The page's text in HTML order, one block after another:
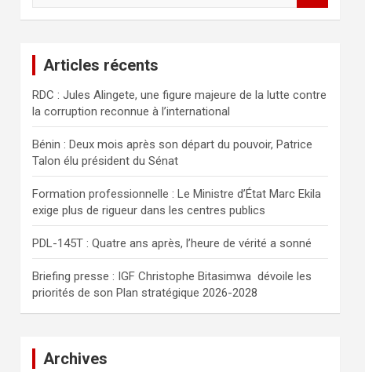
c
h
e
r
Articles récents
RDC : Jules Alingete, une figure majeure de la lutte contre
la corruption reconnue à l’international
Bénin : Deux mois après son départ du pouvoir, Patrice
Talon élu président du Sénat
Formation professionnelle : Le Ministre d’État Marc Ekila
exige plus de rigueur dans les centres publics
PDL-145T : Quatre ans après, l’heure de vérité a sonné
Briefing presse : IGF Christophe Bitasimwa dévoile les
priorités de son Plan stratégique 2026-2028
Archives